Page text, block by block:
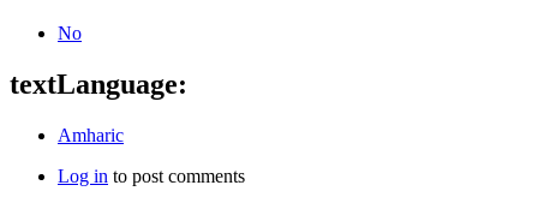
No
textLanguage:
Amharic
Log in to post comments